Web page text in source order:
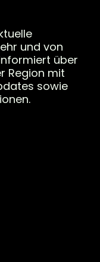
und von
über
Region mit
sowie